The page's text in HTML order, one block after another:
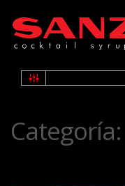
Categoría: